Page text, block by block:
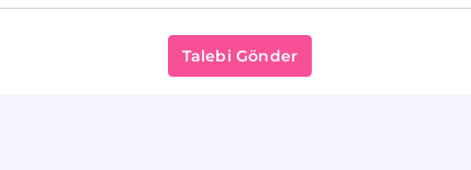
Talebi Gönder